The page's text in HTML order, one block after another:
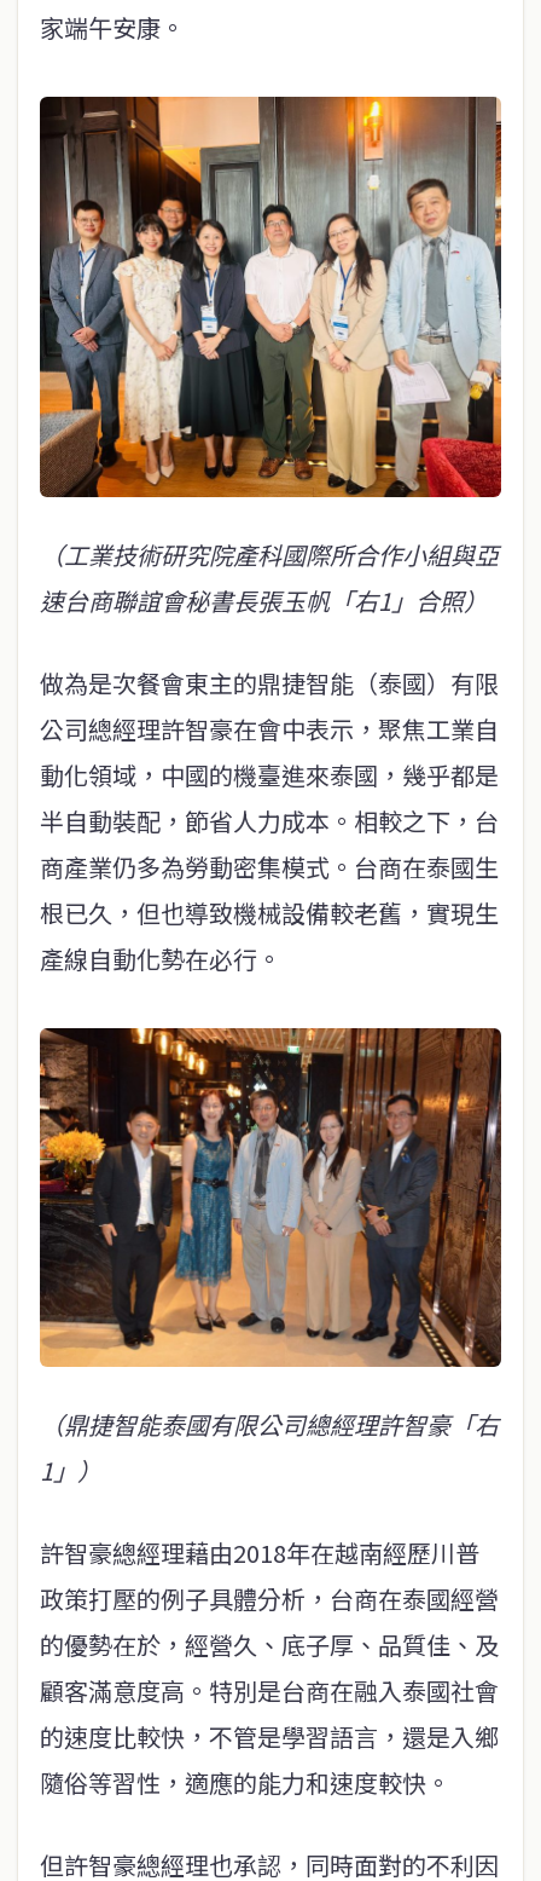
家端午安康。
（工業技術研究院產科國際所合作小組與亞
速台商聯誼會秘書長張玉帆「右1」合照）
做為是次餐會東主的鼎捷智能（泰國）有限
公司總經理許智豪在會中表示，聚焦工業自
動化領域，中國的機臺進來泰國，幾乎都是
半自動裝配，節省人力成本。相較之下，台
商產業仍多為勞動密集模式。台商在泰國生
根已久，但也導致機械設備較老舊，實現生
產線自動化勢在必行。
（鼎捷智能泰國有限公司總經理許智豪「右
1」）
許智豪總經理藉由2018年在越南經歷川普
政策打壓的例子具體分析，台商在泰國經營
的優勢在於，經營久、底子厚、品質佳、及
顧客滿意度高。特別是台商在融入泰國社會
的速度比較快，不管是學習語言，還是入鄉
隨俗等習性，適應的能力和速度較快。
但許智豪總經理也承認，同時面對的不利因